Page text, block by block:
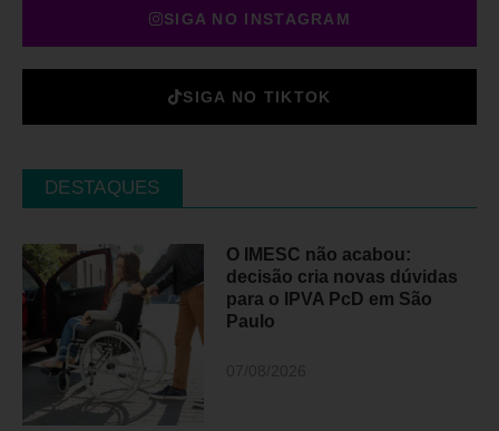
SIGA NO INSTAGRAM
SIGA NO TIKTOK
DESTAQUES
O IMESC não acabou:
decisão cria novas dúvidas
para o IPVA PcD em São
Paulo